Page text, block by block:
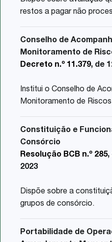
restos a pagar não
Conselho de
Monitoramento de
Decreto n.º 11.379, de
Institui o Conselho de
Monitoramento de
Constituição e
Consórcio
Resolução BCB n.º 285,
2023
Dispõe sobre a
grupos de consórcio.
Portabilidade de